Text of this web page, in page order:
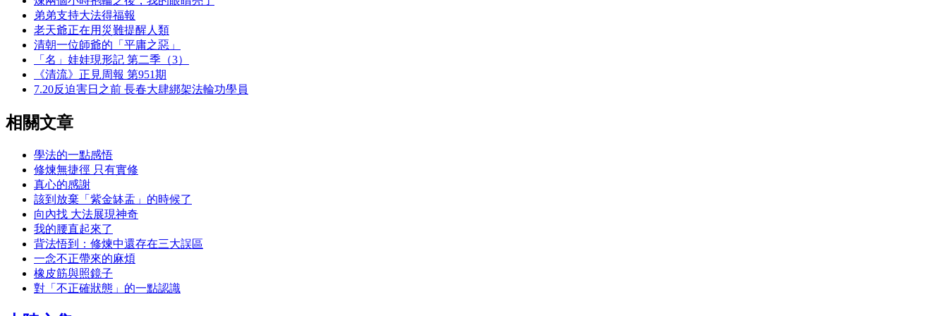
弟弟支持大法得福報
老天爺正在用災難提醒人類
清朝一位師爺的「平庸之惡」
「名」娃娃現形記 第二季（3）
《清流》正見周報 第951期
7.20反迫害日之前 長春大肆綁架法輪功學員
相關文章
學法的一點感悟
修煉無捷徑 只有實修
真心的感謝
該到放棄「紫金缽盂」的時候了
向內找 大法展現神奇
我的腰直起來了
背法悟到：修煉中還存在三大誤區
一念不正帶來的麻煩
橡皮筋與照鏡子
對「不正確狀態」的一點認識